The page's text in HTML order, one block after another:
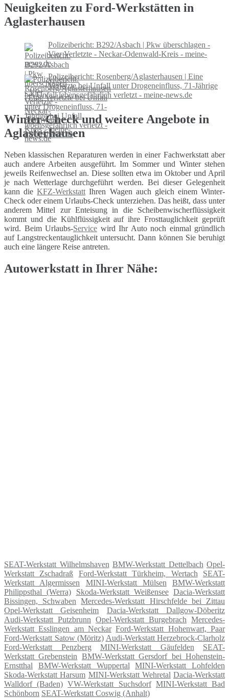
Neuigkeiten zu Ford-Werkstätten in
Aglasterhausen
Polizeibericht: B292/Asbach | Pkw überschlagen -
Vier Verletzte - Neckar-Odenwald-Kreis - meine-
news.de
Polizeibericht: Rosenberg/Aglasterhausen | Eine
Verletzte bei Unfall unter Drogeneinfluss, 71-Jährige
bei Unfall lebensgefährlich verletzt - meine-news.de
Winter-Check und weitere Angebote in
Aglasterhausen
Neben klassischen Reparaturen werden in einer Fachwerkstatt aber
auch andere Arbeiten ausgeführt. Im Sommer und Winter stehen
jeweils Reifenwechsel an. Diese sollten etwa im Oktober und April
je nach Wetterlage durchgeführt werden. Bei dieser Gelegenheit
kann dieKFZ-Werkstatt Ihren Wagen auch gleich einem Winter-
Check oder einem Urlaubs-Check unterziehen. Das heißt, dass unter
anderem Mittel zur Enteisung in die Scheibenwischerflüssigkeit
kommt und die Kühlflüssigkeit auf ihre Frosttauglichkeit geprüft
wird. Beim Urlaubs-Service wird Ihr Auto noch einmal gründlich
auf Langstreckentauglichkeit untersucht. Dann können Sie beruhigt
auch eine längere Reise antreten.
Autowerkstatt in Ihrer Nähe:
SEAT-Werkstatt Wilhelmshaven BMW-Werkstatt Dettelbach Opel-
Werkstatt Zschadraß
Ford-Werkstatt Türkheim, Wertach
SEAT-
Werkstatt Algermissen
MINI-Werkstatt Mülsen
BMW-Werkstatt
Philippsthal (Werra)
Skoda-Werkstatt Weißensee Dacia-Werkstatt
Bissingen, Schwaben
Mercedes-Werkstatt Hirschfelde bei Zittau
Opel-Werkstatt Geisenheim
Dacia-Werkstatt Dallgow-Döberitz
Audi-Werkstatt Putzbrunn Opel-Werkstatt Burgebrach Mercedes-
Werkstatt Esslingen am Neckar Ford-Werkstatt Hohenwart, Paar
Ford-Werkstatt Satow (Möritz) Audi-Werkstatt Herzebrock-Clarholz
Ford-Werkstatt Penzberg
MINI-Werkstatt Gäufelden
SEAT-
Werkstatt Grebenstein BMW-Werkstatt Gersdorf bei Hohenstein-
Ernstthal
BMW-Werkstatt Wuppertal
MINI-Werkstatt Lohfelden
Skoda-Werkstatt Harsum MINI-Werkstatt Wehretal Dacia-Werkstatt
Walldorf (Baden) VW-Werkstatt Suchsdorf MINI-Werkstatt Bad
Schönborn SEAT-Werkstatt Coswig (Anhalt)